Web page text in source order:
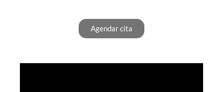
Agendar cita